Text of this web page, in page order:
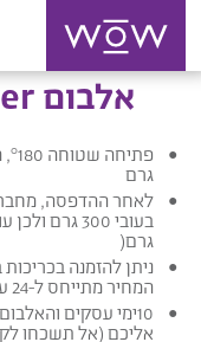
אלבום Silver ריבועי 30x30
גרם
לאחר ההדפסה,
גרם(
ניתן להזמנה
המחיר מתייחס ל-24 עמודים, ניתן להדפיס עד 80 עמודים
10ימי עסקים
אליכם (אל תשכחו